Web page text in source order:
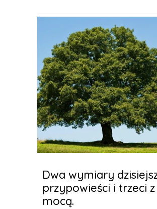
Dwa wymiary
przypowieści i trzeci z
mocą.